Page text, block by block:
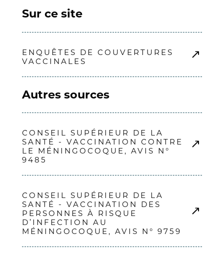
Sur ce site
ENQUÊTES DE COUVERTURES
VACCINALES
Autres sources
CONSEIL SUPÉRIEUR DE LA
SANTÉ - VACCINATION CONTRE
LE MÉNINGOCOQUE, AVIS N°
9485
CONSEIL SUPÉRIEUR DE LA
SANTÉ - VACCINATION DES
PERSONNES À RISQUE
D’INFECTION AU
MÉNINGOCOQUE, AVIS N° 9759